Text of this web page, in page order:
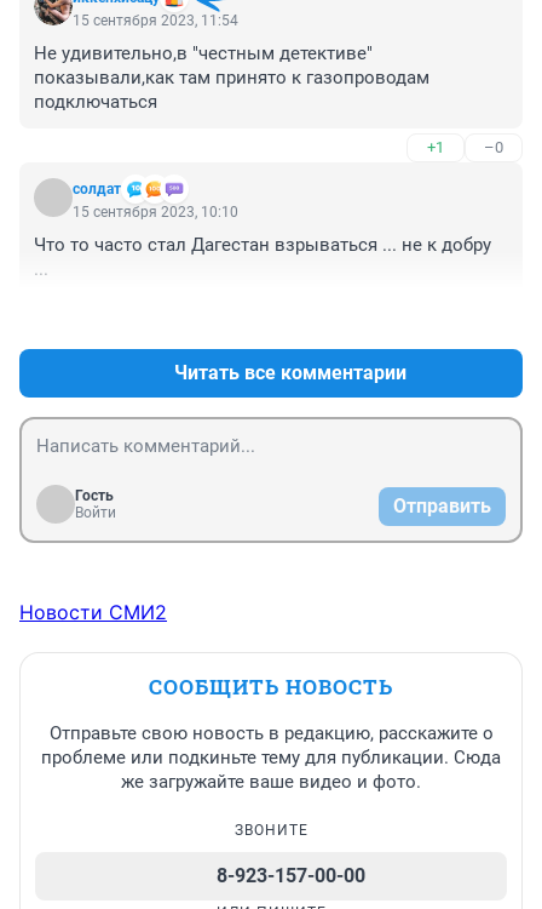
15 сентября 2023, 11:54
Не удивительно,в "честным детективе"
показывали,как там принято к газопроводам
подключаться
+1 –0
солдат
15 сентября 2023, 10:10
Что то часто стал Дагестан взрываться ... не к добру
...
Читать все комментарии
Гость
Войти
Отправить
Новости СМИ2
СООБЩИТЬ НОВОСТЬ
Отправьте свою новость в редакцию, расскажите о
проблеме или подкиньте тему для публикации. Сюда
же загружайте ваше видео и фото.
ЗВОНИТЕ
8-923-157-00-00